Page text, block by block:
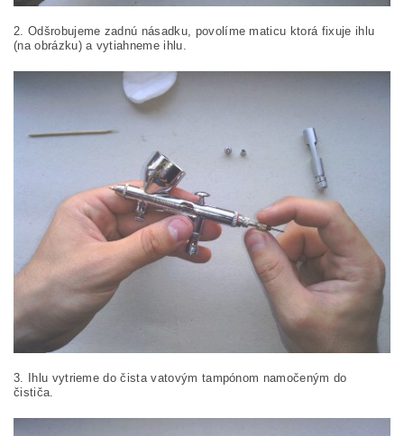
2. Odšrobujeme zadnú násadku, povolíme maticu ktorá fixuje ihlu
(na obrázku) a vytiahneme ihlu.
3. Ihlu vytrieme do čista vatovým tampónom namočeným do
čističa.